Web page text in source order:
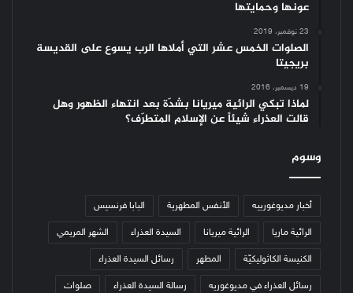
عونها وحمايتها
23 نوفمبر، 2019
الصلوات الخمس عشر التي أملاها الرب يسوع على القديسة
بريجيتا
19 ديسمبر، 2016
لماذا تبكي الرائية ميريانا بشدّة بعد انتهاء الظهور وهل
قالت العذراء شيئاً عن الإسلام المتطرّف؟
وسوم
أخبار مديوغورييه الأنفس المطهرية البابا فرنسيس
الرائية ماريا الرائية ميريانا السيدة العذراء الشهر المريمي
الكنيسة الكاثوليكيّة المطهر رسائل السيدة العذراء
رسائل العذراء في مديوغوريه رسالة السيدة العذراء صلوات